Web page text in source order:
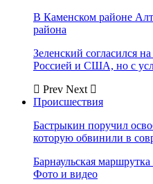
В Каменском районе
района
Зеленский согласился
Россией и США, но с
Prev Next
Происшествия
Бастрыкин поручил
которую обвинили в
Барнаульская
Фото и видео